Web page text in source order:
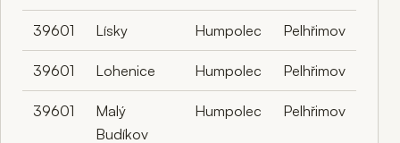
39601 Lísky Humpolec Pelhřimov
39601 Lohenice Humpolec Pelhřimov
39601
Malý
Budíkov
Humpolec Pelhřimov